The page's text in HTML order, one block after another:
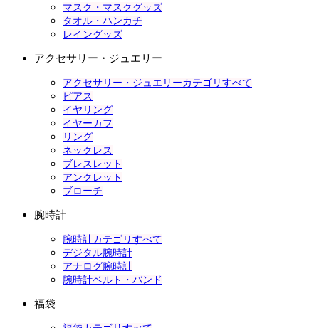
マスク・マスクグッズ
タオル・ハンカチ
レイングッズ
アクセサリー・ジュエリー
アクセサリー・ジュエリーカテゴリすべて
ピアス
イヤリング
イヤーカフ
リング
ネックレス
ブレスレット
アンクレット
ブローチ
腕時計
腕時計カテゴリすべて
デジタル腕時計
アナログ腕時計
腕時計ベルト・バンド
福袋